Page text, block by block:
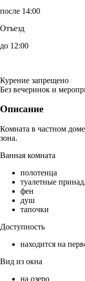
после 14:00
Отъезд
до 12:00
Курение запрещено
Без вечеринок и
Описание
Комната в частном
зона.
Ванная комната
полотенца
туалетные
фен
душ
тапочки
Доступность
находится на
Вид из окна
на озеро